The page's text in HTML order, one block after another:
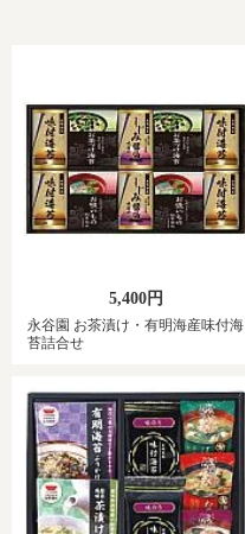
5,400円
永谷園 お茶漬け・有明海産味付海
苔詰合せ